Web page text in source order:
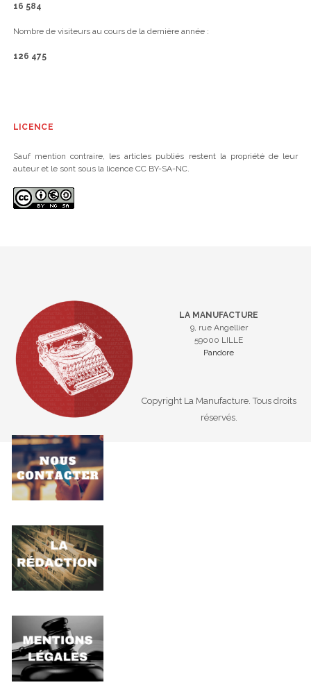
16 584
Nombre de visiteurs au cours de la dernière année :
126 475
LICENCE
Sauf mention contraire, les articles publiés restent la propriété de leur
auteur et le sont sous la licence CC BY-SA-NC.
LA MANUFACTURE
9, rue Angellier
59000 LILLE
Pandore
Copyright La Manufacture. Tous droits
réservés.